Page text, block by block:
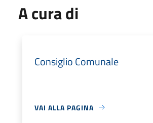
A cura di
Consiglio Comunale
VAI ALLA PAGINA